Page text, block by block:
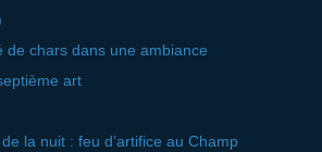
de chars dans une ambiance
art
la nuit : feu d’artifice au Champ